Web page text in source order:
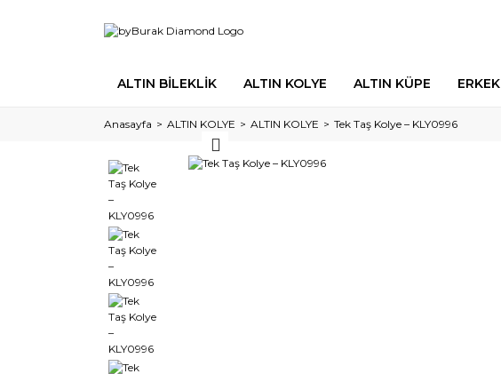
ALTIN BİLEKLİK ALTIN KOLYE ALTIN KÜPE ERKEK
Anasayfa ALTIN KOLYE ALTIN KOLYE Tek Taş Kolye – KLY0996